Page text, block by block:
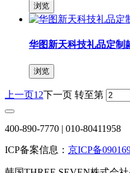
浏览
华图新天科技礼品定制
浏览
上一页1 2下一页 转至第
400-890-7770 | 010-80411958
ICP备案信息： 京ICP备